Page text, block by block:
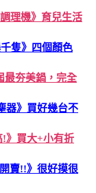
理機》育兒生活
隻》四個顏色
最夯美鍋，完全
器》買好幾台不
!》買大+小有折
賣!!》很好摸很